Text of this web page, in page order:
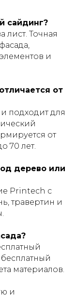
сайдинг?
лист. Точная
и
от
подходит для
от
70 лет.
дерево или
Printech с
травертин и
материалов.
и